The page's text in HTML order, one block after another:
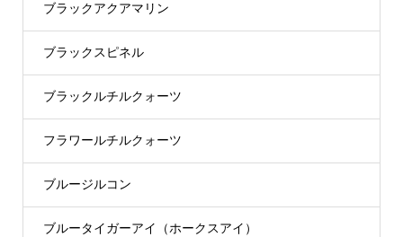
ブラックアクアマリン
ブラックスピネル
ブラックルチルクォーツ
フラワールチルクォーツ
ブルージルコン
ブルータイガーアイ（ホークスアイ）